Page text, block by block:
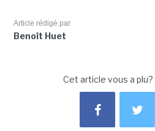
Article rédigé par
Benoît Huet
Cet article vous a plu?